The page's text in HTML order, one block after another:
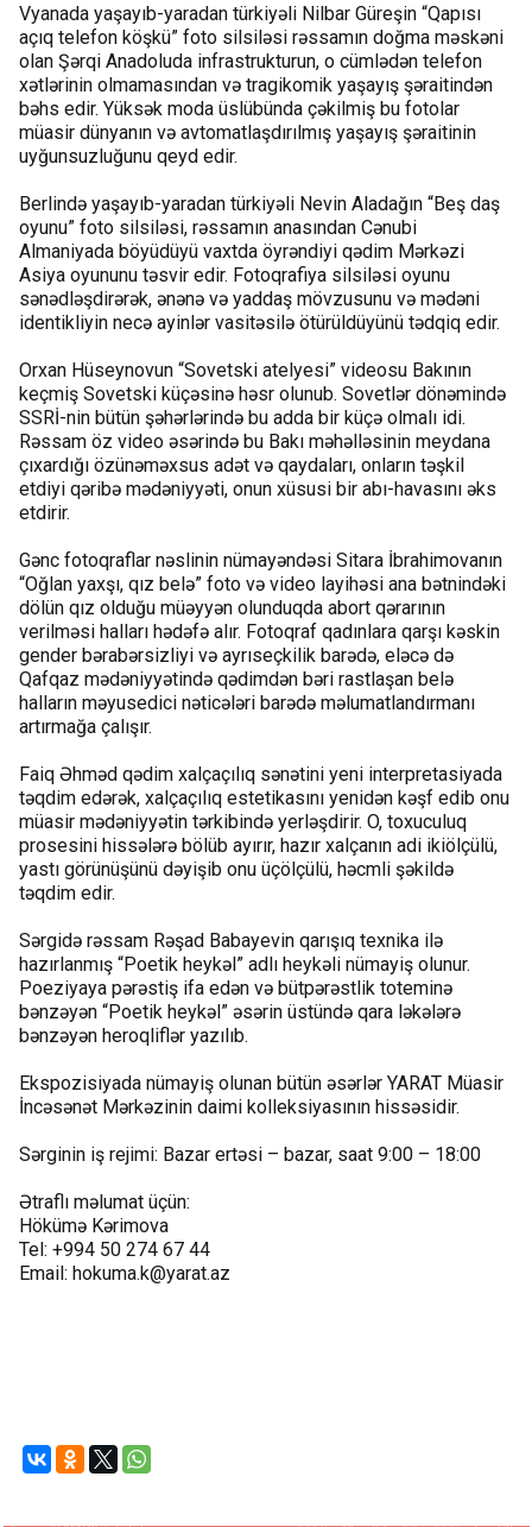
Vyanada yaşayıb-yaradan türkiyəli Nilbar Güreşin “Qapısı
açıq telefon köşkü” foto silsiləsi rəssamın doğma məskəni
olan Şərqi Anadoluda infrastrukturun, o cümlədən telefon
xətlərinin olmamasından və tragikomik yaşayış şəraitindən
bəhs edir. Yüksək moda üslübünda çəkilmiş bu fotolar
müasir dünyanın və avtomatlaşdırılmış yaşayış şəraitinin
uyğunsuzluğunu qeyd edir.
Berlində yaşayıb-yaradan türkiyəli Nevin Aladağın “Beş daş
oyunu” foto silsiləsi, rəssamın anasından Cənubi
Almaniyada böyüdüyü vaxtda öyrəndiyi qədim Mərkəzi
Asiya oyununu təsvir edir. Fotoqrafiya silsiləsi oyunu
sənədləşdirərək, ənənə və yaddaş mövzusunu və mədəni
identikliyin necə ayinlər vasitəsilə ötürüldüyünü tədqiq edir.
Orxan Hüseynovun “Sovetski atelyesi” videosu Bakının
keçmiş Sovetski küçəsinə həsr olunub. Sovetlər dönəmində
SSRİ-nin bütün şəhərlərində bu adda bir küçə olmalı idi.
Rəssam öz video əsərində bu Bakı məhəlləsinin meydana
çıxardığı özünəməxsus adət və qaydaları, onların təşkil
etdiyi qəribə mədəniyyəti, onun xüsusi bir abı-havasını əks
etdirir.
Gənc fotoqraflar nəslinin nümayəndəsi Sitara İbrahimovanın
“Oğlan yaxşı, qız belə” foto və video layihəsi ana bətnindəki
dölün qız olduğu müəyyən olunduqda abort qərarının
verilməsi halları hədəfə alır. Fotoqraf qadınlara qarşı kəskin
gender bərabərsizliyi və ayrıseçkilik barədə, eləcə də
Qafqaz mədəniyyətində qədimdən bəri rastlaşan belə
halların məyusedici nəticələri barədə məlumatlandırmanı
artırmağa çalışır.
Faiq Əhməd qədim xalçaçılıq sənətini yeni interpretasiyada
təqdim edərək, xalçaçılıq estetikasını yenidən kəşf edib onu
müasir mədəniyyətin tərkibində yerləşdirir. O, toxuculuq
prosesini hissələrə bölüb ayırır, hazır xalçanın adi ikiölçülü,
yastı görünüşünü dəyişib onu üçölçülü, həcmli şəkildə
təqdim edir.
Sərgidə rəssam Rəşad Babayevin qarışıq texnika ilə
hazırlanmış “Poetik heykəl” adlı heykəli nümayiş olunur.
Poeziyaya pərəstiş ifa edən və bütpərəstlik toteminə
bənzəyən “Poetik heykəl” əsərin üstündə qara ləkələrə
bənzəyən heroqliflər yazılıb.
Ekspozisiyada nümayiş olunan bütün əsərlər YARAT Müasir
İncəsənət Mərkəzinin daimi kolleksiyasının hissəsidir.
Sərginin iş rejimi: Bazar ertəsi – bazar, saat 9:00 – 18:00
Ətraflı məlumat üçün:
Hökümə Kərimova
Tel: +994 50 274 67 44
Email: hokuma.k@yarat.az